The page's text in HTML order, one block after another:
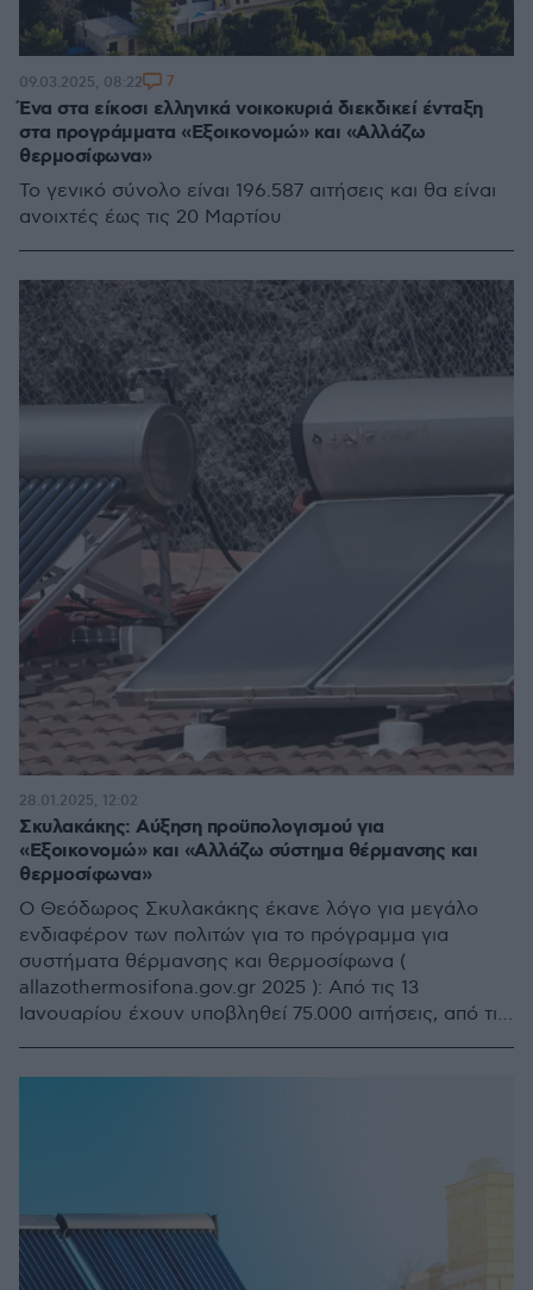
Ένα στα είκοσι ελληνικά νοικοκυριά διεκδικεί ένταξη
στα προγράμματα «Εξοικονομώ» και «Αλλάζω
θερμοσίφωνα»
Το γενικό σύνολο είναι 196.587 αιτήσεις και θα είναι
ανοιχτές έως τις 20 Μαρτίου
09.03.2025, 08:22 7
Σκυλακάκης: Αύξηση προϋπολογισμού για
«Εξοικονομώ» και «Αλλάζω σύστημα θέρμανσης και
θερμοσίφωνα»
Ο Θεόδωρος Σκυλακάκης έκανε λόγο για μεγάλο
ενδιαφέρον των πολιτών για το πρόγραμμα για
συστήματα θέρμανσης και θερμοσίφωνα (
allazothermosifona.gov.gr 2025 ): Από τις 13
Ιανουαρίου έχουν υποβληθεί 75.000 αιτήσεις, από τις
28.01.2025, 12:02